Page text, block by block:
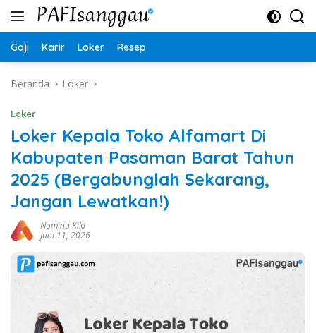
Langsung
Gaji Karir Loker Resep
Beranda Loker
Loker
Loker Kepala Toko Alfamart Di
Kabupaten Pasaman Barat Tahun
2025 (Bergabunglah Sekarang,
Jangan Lewatkan!)
Namina Kiki
Juni 11, 2026